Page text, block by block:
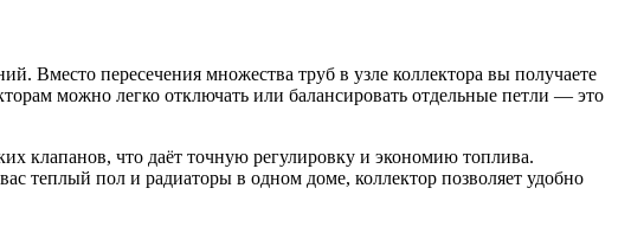
Вместо пересечения множества труб в узле коллектора вы получаете
можно легко отключать или балансировать отдельные петли — это
клапанов, что даёт точную регулировку и экономию топлива.
теплый пол и радиаторы в одном доме, коллектор позволяет удобно